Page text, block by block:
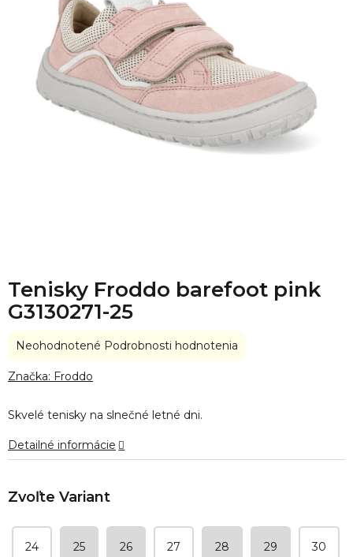
Tenisky Froddo barefoot pink
G3130271-25
24 25 26 27 28 29 30
Skvelé tenisky na slnečné letné dni.
Detailné informácie
Priemerné
produktu
z
hviezdičiek.
Neohodnotené Podrobnosti hodnotenia
Značka: Froddo